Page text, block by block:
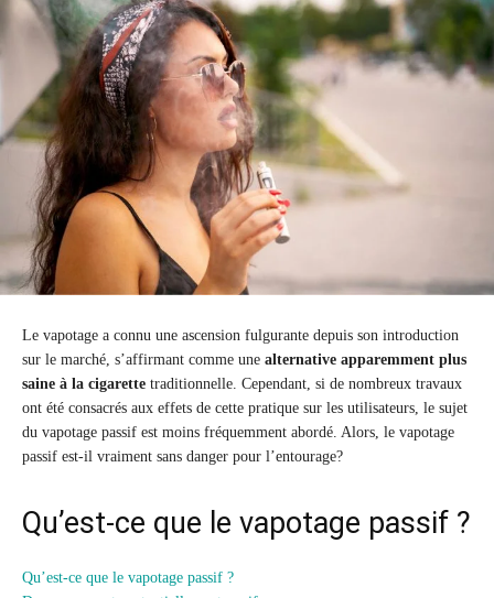
Le vapotage a connu une ascension fulgurante depuis son introduction
sur le marché, s’affirmant comme une alternative apparemment plus
saine à la cigarette traditionnelle. Cependant, si de nombreux travaux
ont été consacrés aux effets de cette pratique sur les utilisateurs, le sujet
du vapotage passif est moins fréquemment abordé. Alors, le vapotage
passif est-il vraiment sans danger pour l’entourage?
Qu’est-ce que le vapotage passif ?
Qu’est-ce que le vapotage passif ?